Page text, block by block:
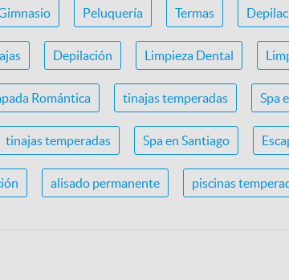
Peluquería Termas
Depilación Limpieza Dental
Romántica tinajas temperadas Spa
tinajas temperadas Spa en Santiago
alisado permanente piscinas